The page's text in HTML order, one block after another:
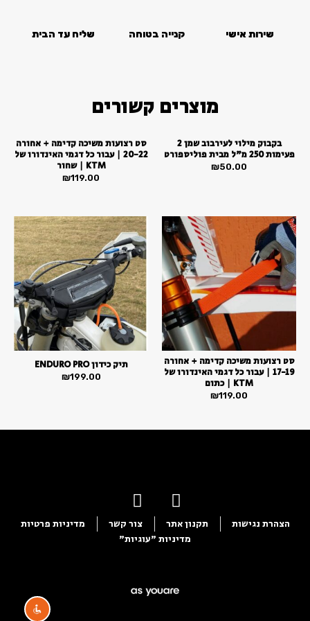
לאפס
cached
שירות אישי קנייה בטוחה שליח עד הבית
מוצרים קשורים
בקבוק מילוי לעירבוב שמן 2
פעימות 250 מ”ל מבית פוליספורט
₪50.00
סט רצועות משיכה קדימה + אחורה
20-22 | עבור כל דגמי האינדורו של
KTM | שחור
₪119.00
סט רצועות משיכה קדימה + אחורה
17-19 | עבור כל דגמי האינדורו של
KTM | כתום
₪119.00
תיק כידון ENDURO PRO
₪199.00
הצהרת נגישות תקנון אתר צור קשר
מדיניות פרטיות
מדיניות "עוגיות"